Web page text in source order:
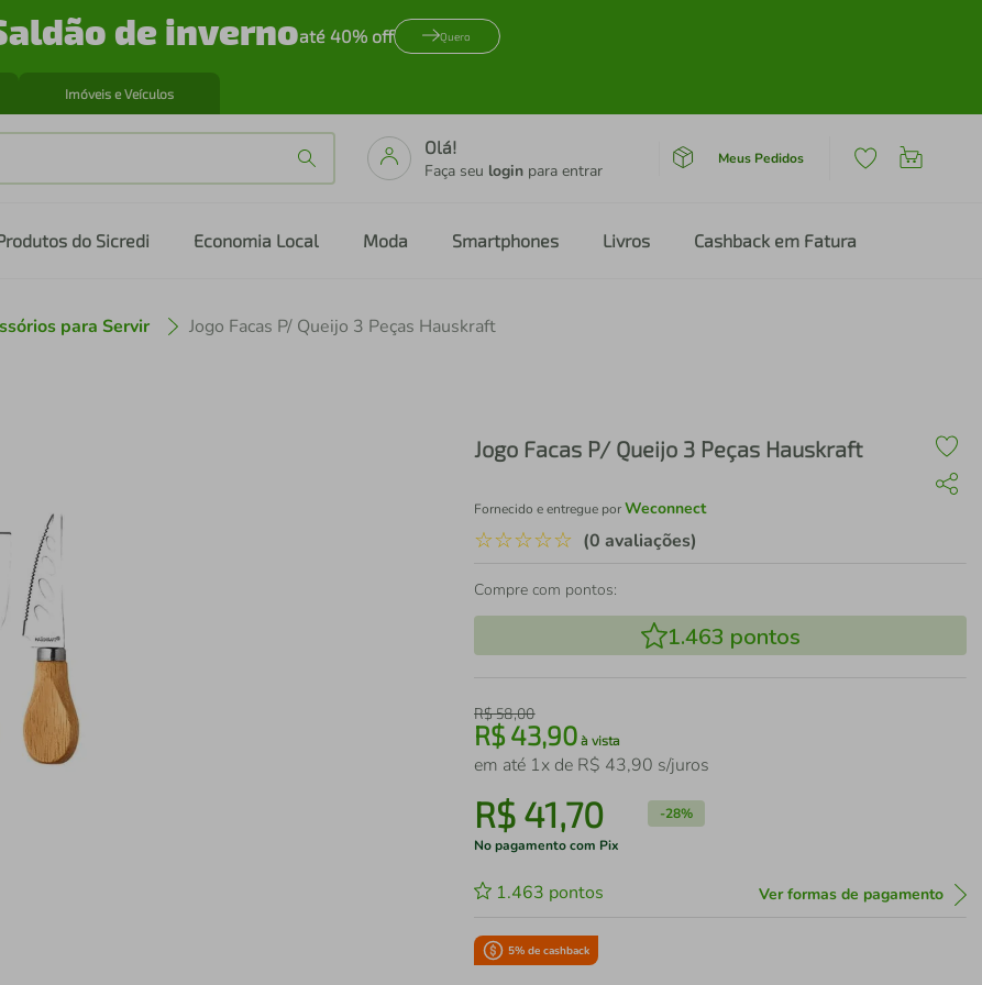
de invernoaté 40% off Quero
Imóveis e Veículos
Olá!
Faça seu login para entrar
Meus Pedidos
do Sicredi Economia Local Moda Smartphones Livros Cashback em Fatura
para Servir Jogo Facas P/ Queijo 3 Peças Hauskraft
Jogo Facas P/ Queijo 3 Peças Hauskraft
Fornecido e entregue porWeconnect
☆☆☆☆☆ (0 avaliações)
Compre com pontos:
1.463 pontos
R$58,00
R$43,90 à vista
em até 1x de R$ 43,90 s/juros
R$ 41,70 -28%
No pagamento com Pix
1.463 pontos Ver formas de pagamento
5% de cashback